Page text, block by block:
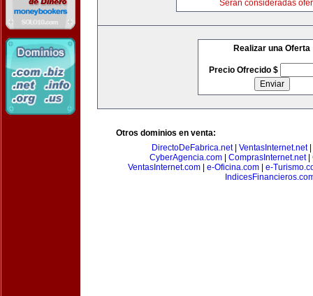
Serán consideradas
Realizar una Oferta
Precio Ofrecido $
Otros dominios en venta:
DirectoDeFabrica.net| VentasInternet.net|
CyberAgencia.com| ComprasInternet.net|
VentasInternet.com
e-Oficina.com
e-